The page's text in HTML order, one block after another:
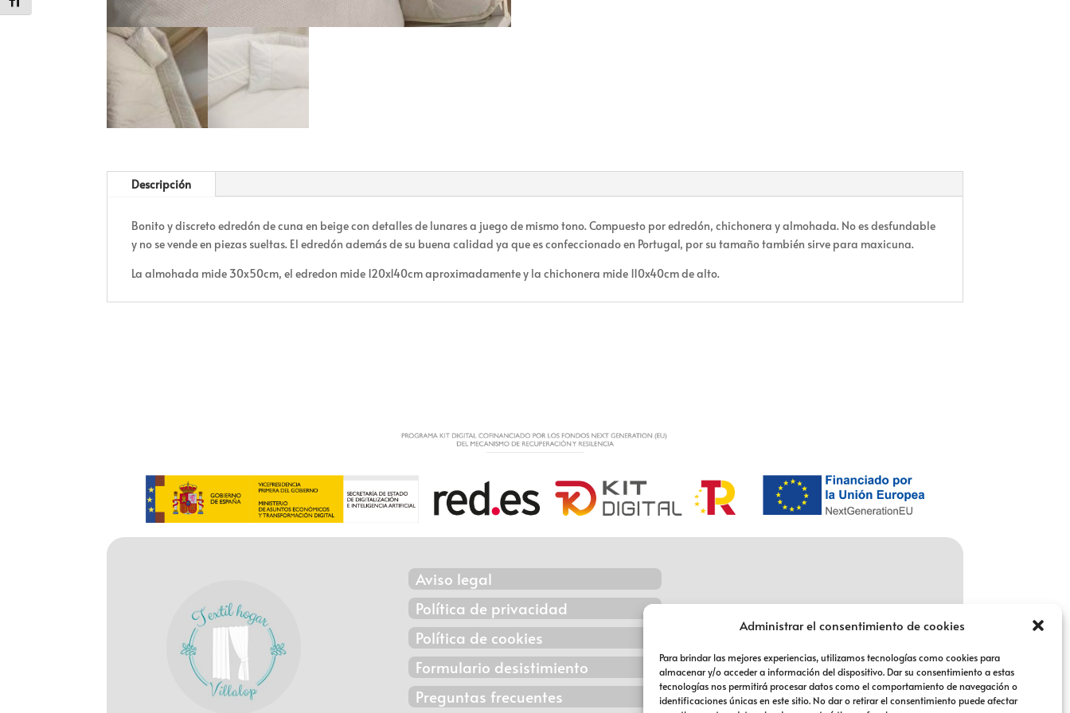
Administrar el consentimiento de cookies
Para brindar las mejores experiencias, utilizamos tecnologías como cookies para
almacenar y/o acceder a información del dispositivo. Dar su consentimiento a estas
tecnologías nos permitirá procesar datos como el comportamiento de navegación o
identificaciones únicas en este sitio. No dar o retirar el consentimiento puede afectar
Descripción
Bonito y discreto edredón de cuna en beige con detalles de lunares a juego de mismo tono. Compuesto por edredón, chichonera y almohada. No es desfundable
y no se vende en piezas sueltas. El edredón además de su buena calidad ya que es confeccionado en Portugal, por su tamaño también sirve para maxicuna.
La almohada mide 30x50cm, el edredon mide 120x140cm aproximadamente y la chichonera mide 110x40cm de alto.
Aviso legal
Política de privacidad
Política de cookies
Formulario desistimiento
Preguntas frecuentes